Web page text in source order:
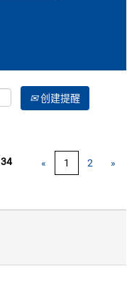
创建提醒
34 « 1 2 »